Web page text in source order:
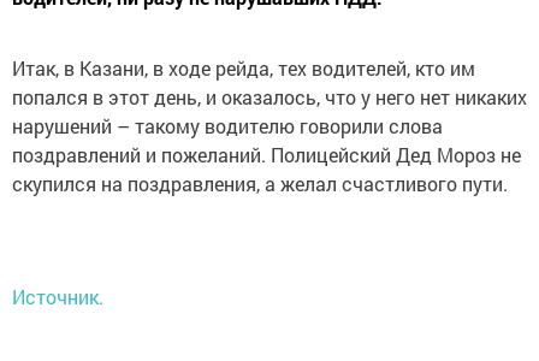
Итак, в Казани, в ходе рейда, тех водителей, кто им
попался в этот день, и оказалось, что у него нет никаких
нарушений – такому водителю говорили слова
поздравлений и пожеланий. Полицейский Дед Мороз не
скупился на поздравления, а желал счастливого пути.
Источник.